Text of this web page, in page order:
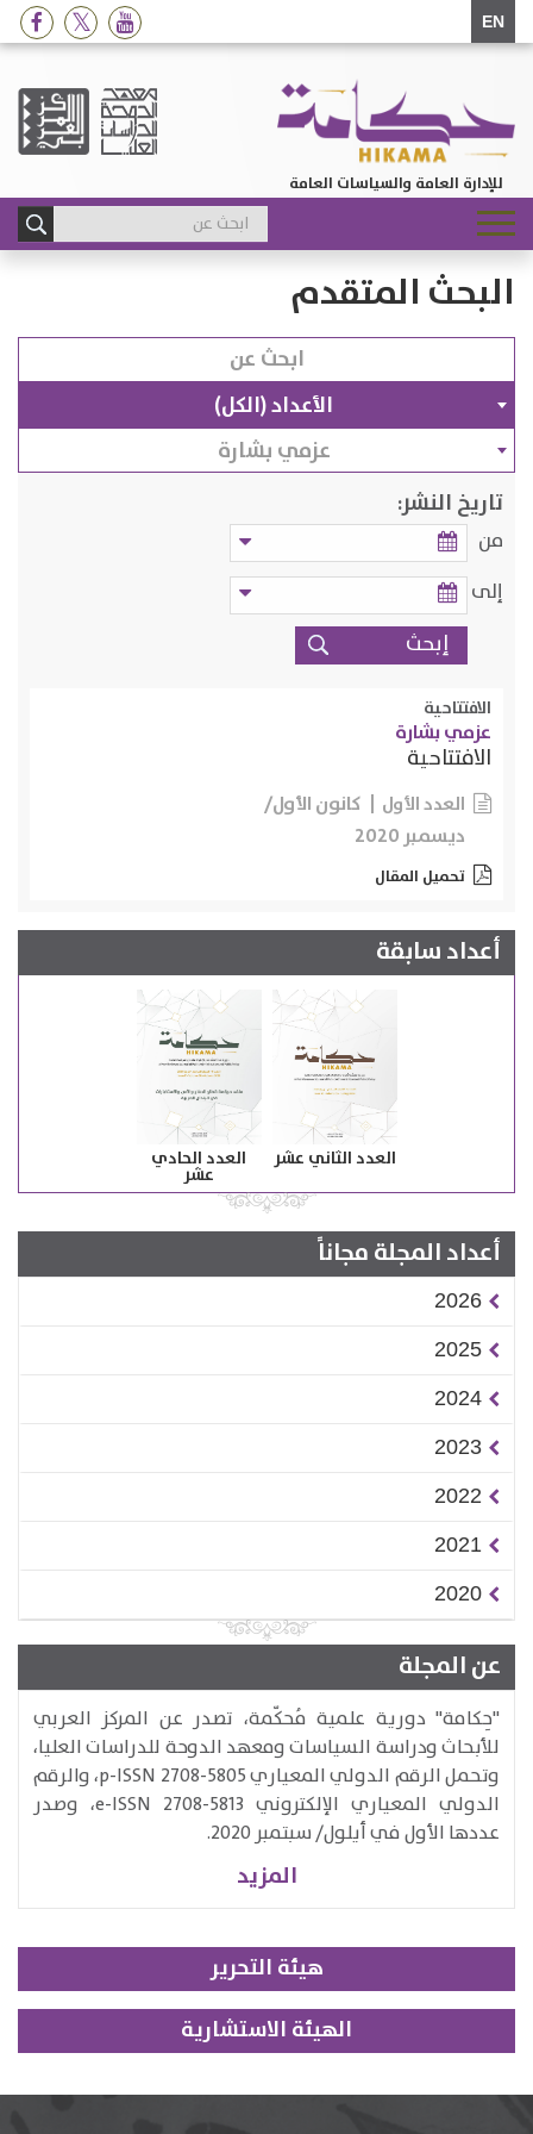
EN
للإدارة العامة والسياسات العامة
Toggle
navigation
البحث المتقدم
الأعداد (الكل)
عزمي بشارة
تاريخ النشر:
من
إلى
الافتتاحية
عزمي بشارة
الافتتاحية
العدد الأول
كانون الأول/
ديسمبر 2020
تحميل المقال
أعداد سابقة
العدد الثاني عشر العدد الحادي
عشر
أعداد المجلة مجاناً
2026
2025
2024
2023
2022
2021
2020
عن المجلة
​"حِكامة" دورية علمية مُحكّمة، تصدر عن المركز العربي
للأبحاث ودراسة السياسات ومعهد الدوحة للدراسات العليا،
وتحمل الرقم الدولي المعياري p-ISSN 2708-5805، والرقم
الدولي المعياري الإلكتروني e-ISSN 2708-5813​، وصدر
عددها الأول في أيلول/ سبتمبر 2020.
المزيد
هيئة التحرير
الهيئة الاستشارية